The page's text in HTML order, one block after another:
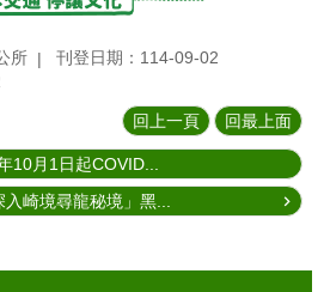
所
刊登日期：114-09-02
回上一頁 回最上面
10月1日起COVID...
崎境尋龍秘境」黑...